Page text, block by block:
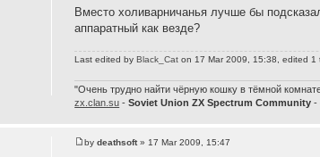
Вместо холиварничанья лучше бы
аппаратный как везде?
Last edited byBlack_Cat on 17 Mar 2009, 15:38, edited 1
"Очень трудно найти чёрную кошку в тёмной
zx.clan.su -Soviet Union ZX Spectrum Community -
bydeathsoft» 17 Mar 2009, 15:47